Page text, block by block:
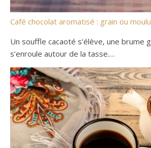
Café chocolat aromatisé : grain ou
Un souffle cacaoté s’élève, une brume
s’enroule autour de la tasse.…